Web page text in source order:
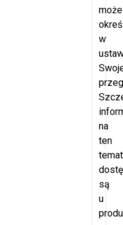
w
na
ten
temat
są
u